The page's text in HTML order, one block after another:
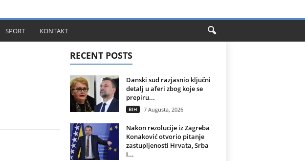
SPORT KONTAKT
RECENT POSTS
Danski sud razjasnio ključni
detalj u aferi zbog koje se
prepiru...
BIH 7 Augusta, 2026
Nakon rezolucije iz Zagreba
Konaković otvorio pitanje
zastupljenosti Hrvata, Srba
i...